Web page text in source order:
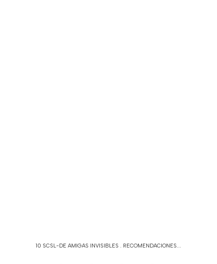
10 SCSL-DE AMIGAS INVISIBLES . RECOMENDACIONES...